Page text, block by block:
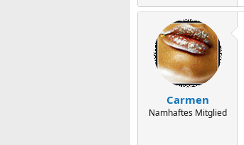
Carmen
Namhaftes Mitglied